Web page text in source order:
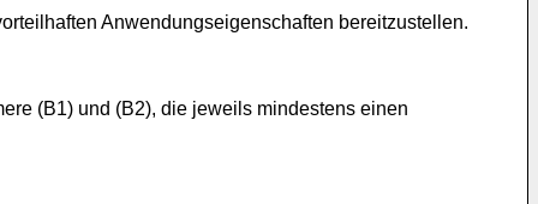
Anwendungseigenschaften bereitzustellen.
(B1) und (B2), die jeweils mindestens einen